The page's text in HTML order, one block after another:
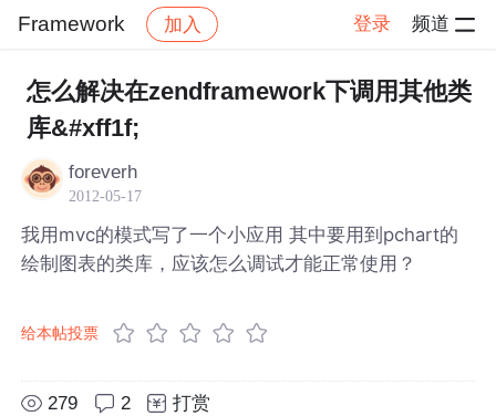
Framework 加入 登录 频道
社区 Framework
怎么解决在zendframework下调用其他类
库&#xff1f;
foreverh
2012-05-17
我用mvc的模式写了一个小应用 其中要用到pchart的
绘制图表的类库，应该怎么调试才能正常使用？
给本帖投票
279 2 打赏